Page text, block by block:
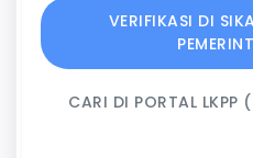
VERIFIKASI DI
CARI DI PORTAL